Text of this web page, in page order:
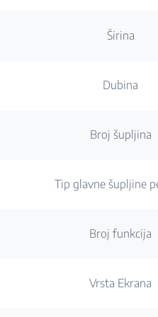
Širina
Dubina
Broj šupljina
Tip glavne šupljine
Broj funkcija
Vrsta Ekrana